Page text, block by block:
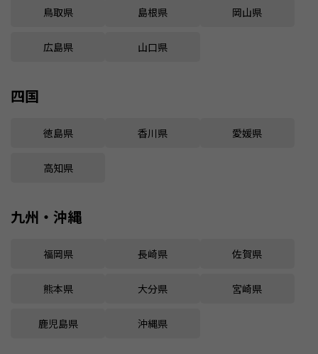
鳥取県 島根県 岡山県
広島県 山口県
四国
徳島県 香川県 愛媛県
高知県
九州・沖縄
福岡県 長崎県 佐賀県
熊本県 大分県 宮崎県
鹿児島県 沖縄県